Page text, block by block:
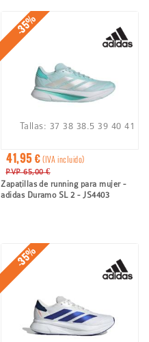
-35%
41,95 €(IVA incluido)
PVP 65,00 €
Zapatillas de running para mujer -
adidas Duramo SL 2 - JS4403
Tallas: 37 38 38.5 39 40 41
-35%